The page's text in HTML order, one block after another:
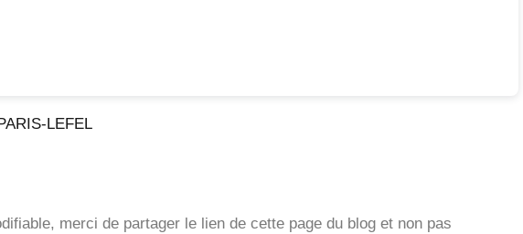
LEFEL
merci de partager le lien de cette page du blog et non pas